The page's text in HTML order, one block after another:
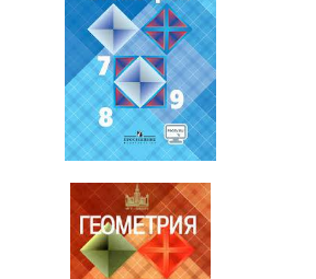
Геометрия
7-9 класс